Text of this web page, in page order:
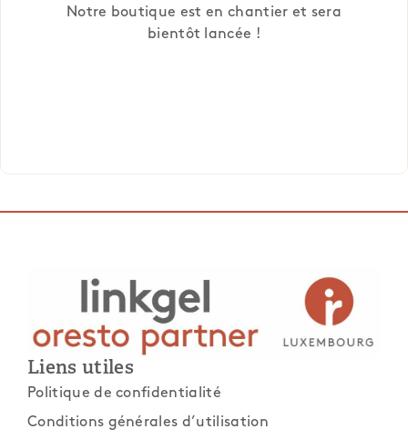
Notre boutique est en chantier et sera
bientôt lancée !
Liens utiles
Politique de confidentialité
Conditions générales d’utilisation